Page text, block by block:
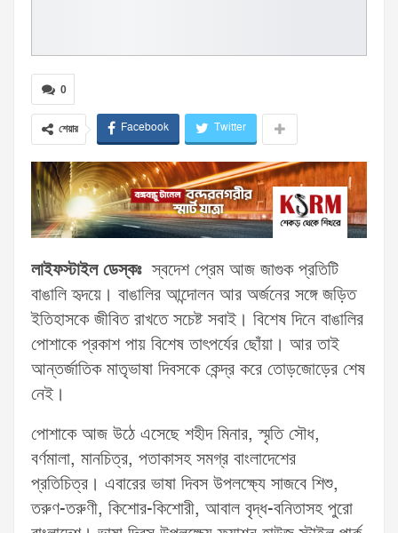
0
শেয়ার Facebook Twitter
লাইফস্টাইল ডেস্কঃস্বদেশ প্রেম আজ জাগুক প্রতিটি
বাঙালি হৃদয়ে। বাঙালির আন্দোলন আর অর্জনের সঙ্গে জড়িত
ইতিহাসকে জীবিত রাখতে সচেষ্ট সবাই। বিশেষ দিনে বাঙালির
পোশাকে প্রকাশ পায় বিশেষ তাৎপর্যের ছোঁয়া। আর তাই
আন্তর্জাতিক মাতৃভাষা দিবসকে কেন্দ্র করে তোড়জোড়ের শেষ
নেই।
পোশাকে আজ উঠে এসেছে শহীদ মিনার, স্মৃতি সৌধ,
বর্ণমালা, মানচিত্র, পতাকাসহ সমগ্র বাংলাদেশের
প্রতিচিত্র। এবারের ভাষা দিবস উপলক্ষ্যে সাজবে শিশু,
তরুণ-তরুণী, কিশোর-কিশোরী, আবাল বৃদ্ধ-বনিতাসহ পুরো